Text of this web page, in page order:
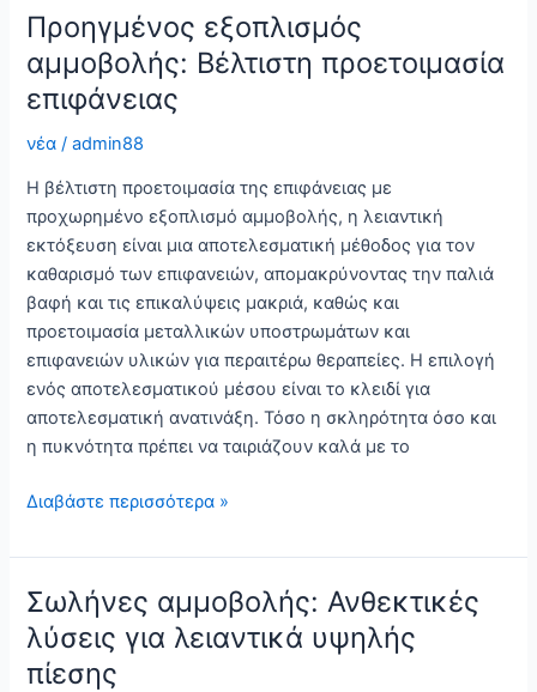
απόδοση
για
φινίρισμα
επιφάνειας
Προηγμένος εξοπλισμός
αμμοβολής: Βέλτιστη προετοιμασία
επιφάνειας
νέα /admin88
Η βέλτιστη προετοιμασία της επιφάνειας με
προχωρημένο εξοπλισμό αμμοβολής, η λειαντική
εκτόξευση είναι μια αποτελεσματική μέθοδος για τον
καθαρισμό των επιφανειών, απομακρύνοντας την παλιά
βαφή και τις επικαλύψεις μακριά, καθώς και
προετοιμασία μεταλλικών υποστρωμάτων και
επιφανειών υλικών για περαιτέρω θεραπείες. Η επιλογή
ενός αποτελεσματικού μέσου είναι το κλειδί για
αποτελεσματική ανατινάξη. Τόσο η σκληρότητα όσο και
η πυκνότητα πρέπει να ταιριάζουν καλά με το
Προηγμένος
αμμοβολής:
Βέλτιστη
προετοιμασία
επιφάνειας
Διαβάστε περισσότερα »
Σωλήνες αμμοβολής: Ανθεκτικές
λύσεις για λειαντικά υψηλής
πίεσης